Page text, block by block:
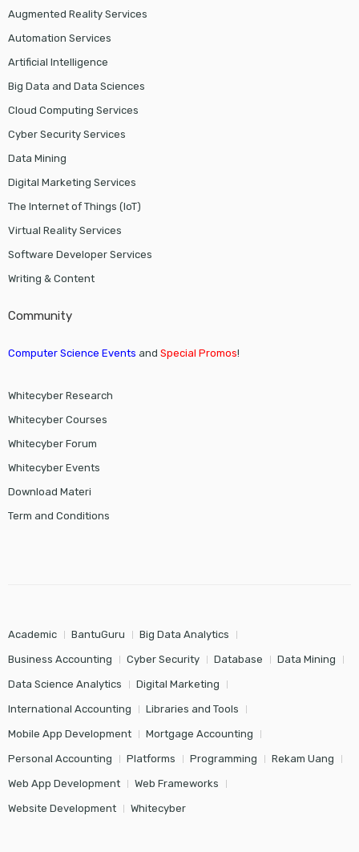
Augmented Reality Services
Automation Services
Artificial Intelligence
Big Data and Data Sciences
Cloud Computing Services
Cyber Security Services
Data Mining
Digital Marketing Services
The Internet of Things (IoT)
Virtual Reality Services
Software Developer Services
Writing & Content
Community
Computer Science Events and Special Promos!
Whitecyber Research
Whitecyber Courses
Whitecyber Forum
Whitecyber Events
Download Materi
Term and Conditions
Academic BantuGuru Big Data Analytics
Business Accounting Cyber Security Database Data Mining
Data Science Analytics Digital Marketing
International Accounting Libraries and Tools
Mobile App Development Mortgage Accounting
Personal Accounting Platforms Programming Rekam Uang
Web App Development Web Frameworks
Website Development Whitecyber